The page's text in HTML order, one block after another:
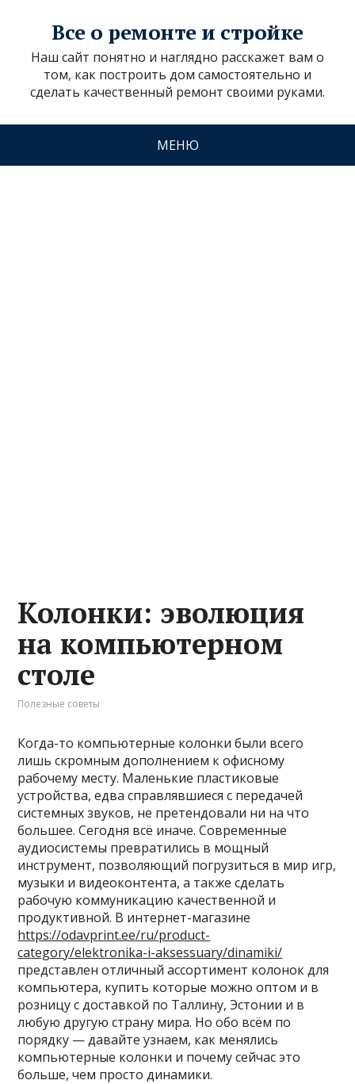
Все о ремонте и стройке
Наш сайт понятно и наглядно расскажет вам о
том, как построить дом самостоятельно и
сделать качественный ремонт своими руками.
МЕНЮ
Колонки: эволюция
на компьютерном
столе
Полезные советы
Когда-то компьютерные колонки были всего
лишь скромным дополнением к офисному
рабочему месту. Маленькие пластиковые
устройства, едва справлявшиеся с передачей
системных звуков, не претендовали ни на что
большее. Сегодня всё иначе. Современные
аудиосистемы превратились в мощный
инструмент, позволяющий погрузиться в мир игр,
музыки и видеоконтента, а также сделать
рабочую коммуникацию качественной и
продуктивной. В интернет-магазине
https://odavprint.ee/ru/product-
category/elektronika-i-aksessuary/dinamiki/
представлен отличный ассортимент колонок для
компьютера, купить которые можно оптом и в
розницу с доставкой по Таллину, Эстонии и в
любую другую страну мира. Но обо всём по
порядку — давайте узнаем, как менялись
компьютерные колонки и почему сейчас это
больше, чем просто динамики.